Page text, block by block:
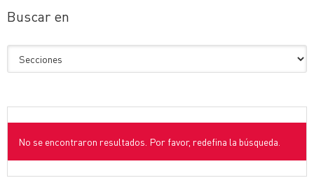
Buscar en
No se encontraron resultados. Por favor, redefina la búsqueda.